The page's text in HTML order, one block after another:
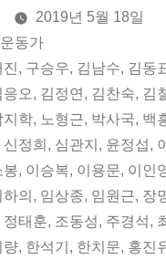
2019년 5월 18일
동가
, 구승우, 김남수, 김동
응오, 김정연 , 김찬숙, 김
지학, 노형근, 박사국, 백
신정희 , 심관지 , 윤정섭,
봉, 이승복, 이용문, 이인
하의 , 임상종, 임원근, 장
정태훈, 조동성, 주경석,
량, 한석기 , 한치문, 홍진